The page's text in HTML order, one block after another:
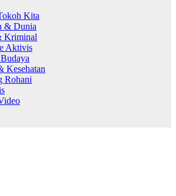
Kita
& Dunia
Kriminal
Aktivis
Kesehatan
Rohani